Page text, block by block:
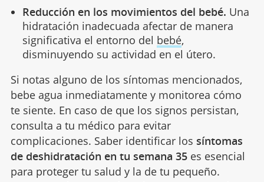
Reducción en los movimientos del bebé. Una
hidratación inadecuada afectar de manera
significativa el entorno del bebé,
disminuyendo su actividad en el útero.
Si notas alguno de los síntomas mencionados,
bebe agua inmediatamente y monitorea cómo
te siente. En caso de que los signos persistan,
consulta a tu médico para evitar
complicaciones. Saber identificar los síntomas
de deshidratación en tu semana 35es esencial
para proteger tu salud y la de tu pequeño.